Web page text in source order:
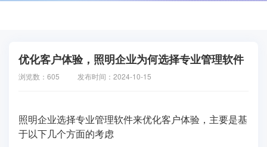
优化客户体验，照明企业为何选择专业管理软件
浏览数：605 发布时间：2024-10-15
照明企业选择专业管理软件来优化客户体验，主要是基
于以下几个方面的考虑